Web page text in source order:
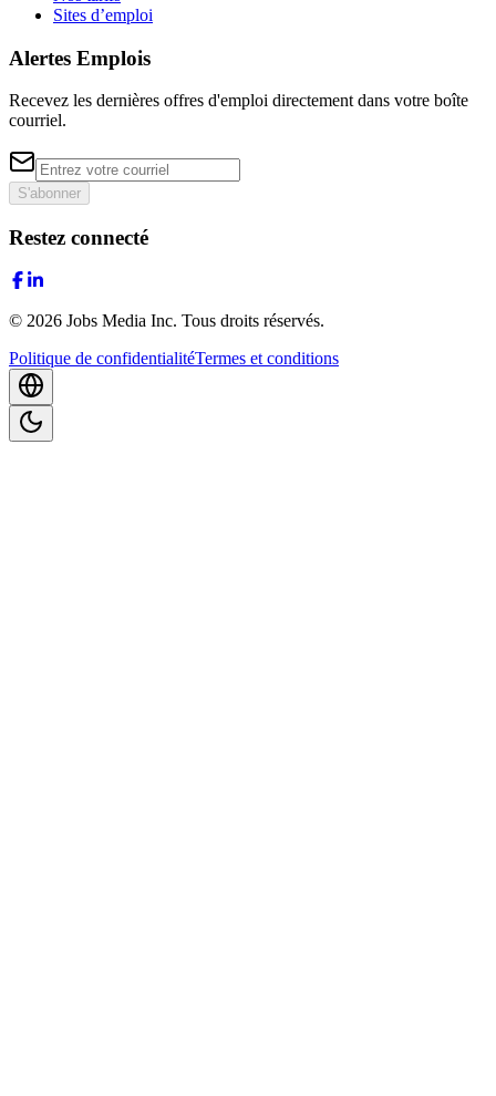
Sites d’emploi
Alertes Emplois
Recevez les dernières offres d'emploi directement dans votre boîte
courriel.
S'abonner
Restez connecté
© 2026 Jobs Media Inc. Tous droits réservés.
Politique de confidentialitéTermes et conditions